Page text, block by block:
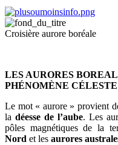
Croisière aurore boréale
LES AURORES
PHÉNOMÈNE CÉLESTE
Le mot « aurore » provient
la déesse de l’aube. Les
pôles magnétiques de la
Nord et les aurores